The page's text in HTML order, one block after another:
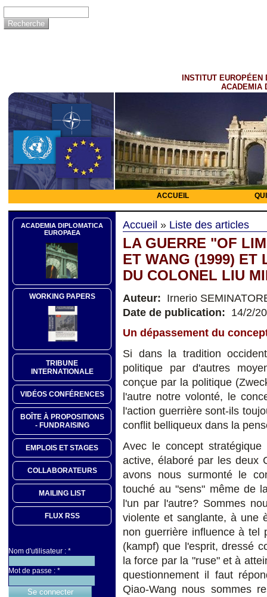
INSTITUT EUROPÉEN
ACADEMIA
ACCUEIL
ACADEMIA DIPLOMATICA
EUROPAEA
WORKING PAPERS
TRIBUNE
INTERNATIONALE
VIDÉOS CONFÉRENCES
BOÎTE À PROPOSITIONS
- FUNDRAISING
EMPLOIS ET STAGES
COLLABORATEURS
MAILING LIST
FLUX RSS
Nom d'utilisateur : *
Mot de passe : *
Accueil » Liste des articles
LA GUERRE "OF
ET WANG (1999) ET
DU COLONEL LIU
Auteur: Irnerio
Date de publication: 14/2/
Un dépassement du
Si dans la tradition
politique par d'autres
conçue par la politique
l'autre notre volonté, le
l'action guerrière sont-ils
conflit belliqueux dans la
Avec le concept
active, élaboré par les deux
avons nous surmonté le
touché au "sens" même de
l'un par l'autre? Sommes
violente et sanglante, à une
non guerrière influence à tel
(kampf) que l'esprit, dressé
la force par la "ruse" et à
questionnement il faut
Qiao-Wang nous sommes